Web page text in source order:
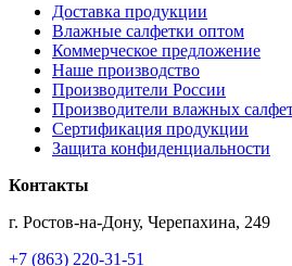
Доставка продукции
Влажные салфетки оптом
Коммерческое предложение
Наше производство
Производители России
Производители влажных
Сертификация продукции
Защита конфиденциальности
Контакты
г. Ростов-на-Дону, Черепахина, 249
+7 (863) 220-31-51